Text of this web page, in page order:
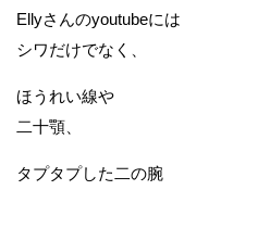
Ellyさんのyoutubeには
シワだけでなく、
ほうれい線や
二十顎、
タプタプした二の腕